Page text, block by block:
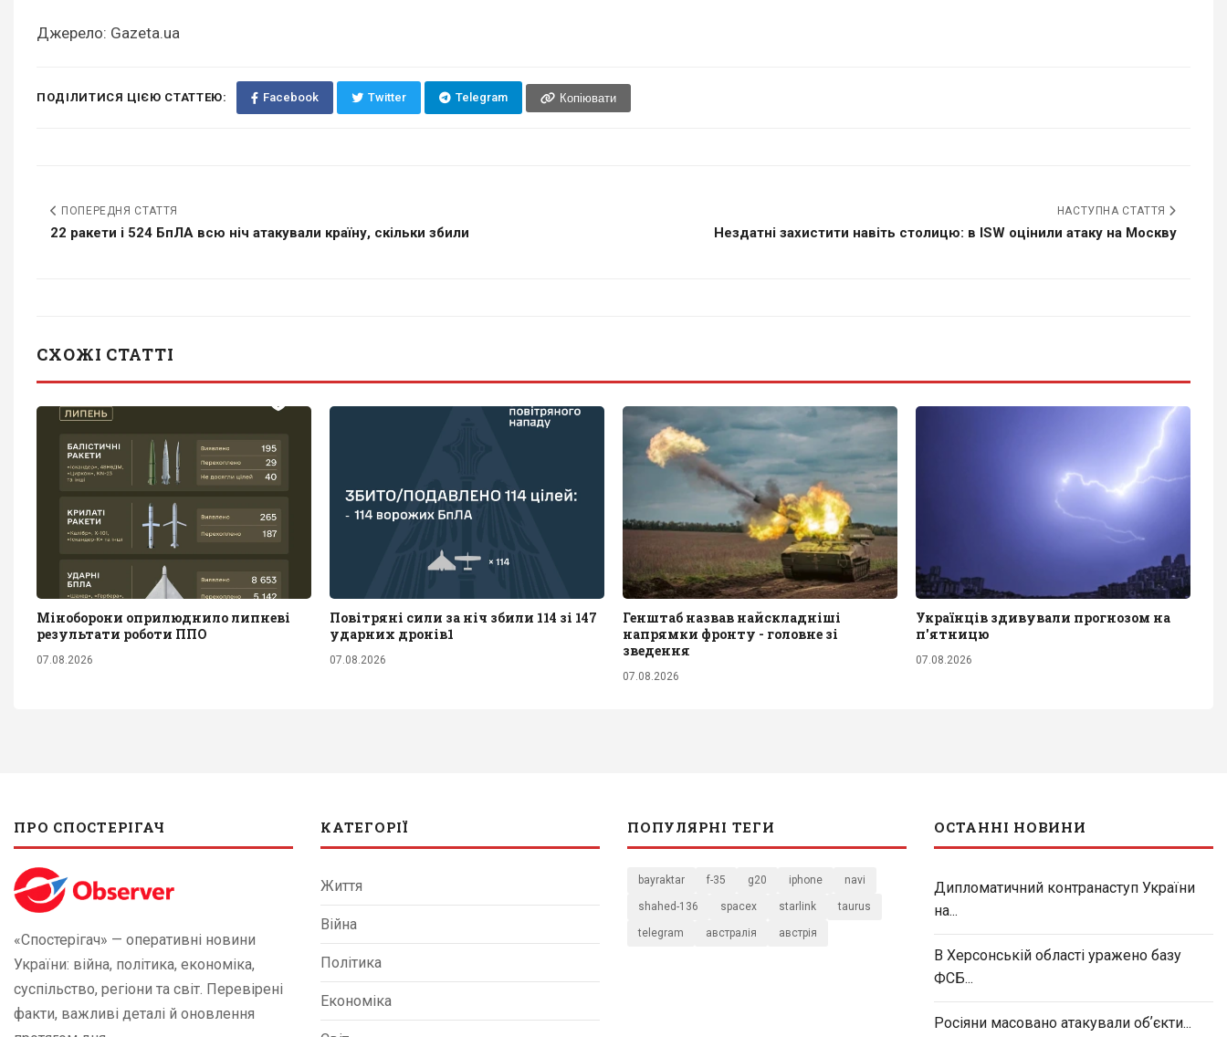
Джерело: Gazeta.ua
ПОДІЛИТИСЯ ЦІЄЮ СТАТТЕЮ: Facebook Twitter Telegram Копіювати
ПОПЕРЕДНЯ СТАТТЯ
22 ракети і 524 БпЛА всю ніч атакували країну, скільки збили
НАСТУПНА СТАТТЯ
Нездатні захистити навіть столицю: в ISW оцінили атаку на Москву
СХОЖІ СТАТТІ
Міноборони оприлюднило липневі
результати роботи ППО
07.08.2026
Повітряні сили за ніч збили 114 зі 147
ударних дронів1
07.08.2026
Генштаб назвав найскладніші
напрямки фронту - головне зі
зведення
07.08.2026
Українців здивували прогнозом на
п'ятницю
07.08.2026
ПРО СПОСТЕРІГАЧ
«Спостерігач» — оперативні новини
України: війна, політика, економіка,
суспільство, регіони та світ. Перевірені
факти, важливі деталі й оновлення
КАТЕГОРІЇ
Життя
Війна
Політика
Економіка
ПОПУЛЯРНІ ТЕГИ
bayraktar f-35 g20 iphone navi
shahed-136 spacex starlink taurus
telegram австралія австрія
ОСТАННІ НОВИНИ
Дипломатичний контранаступ України
на...
В Херсонській області уражено базу
ФСБ...
Росіяни масовано атакували обʼєкти...